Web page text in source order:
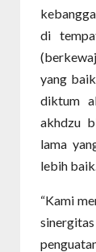
di
yang
diktum
akhdzu
lama
lebih
“Kami